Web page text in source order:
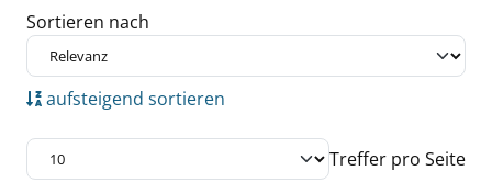
Zu den Suchfiltern springen
Sortieren nach
aufsteigend sortieren
Treffer pro Seite